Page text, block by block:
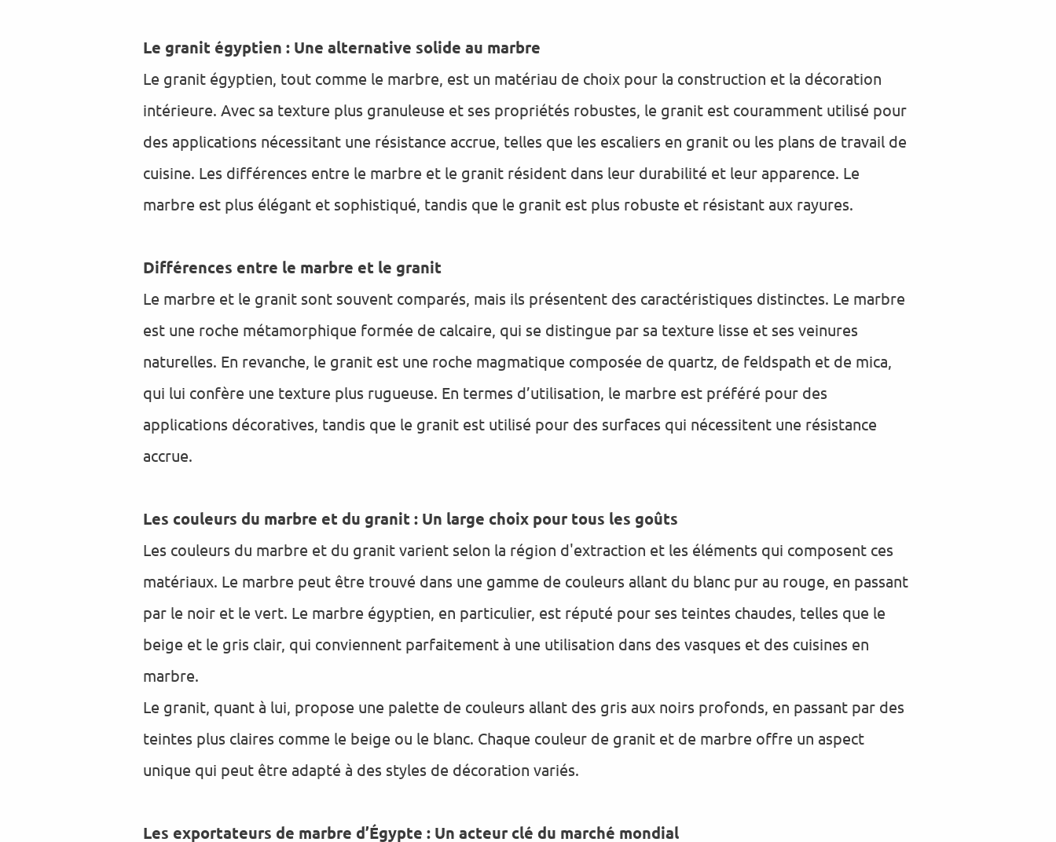
Le granit égyptien : Une alternative solide au marbre
Le granit égyptien, tout comme le marbre, est un matériau de choix pour la construction et la décoration
intérieure. Avec sa texture plus granuleuse et ses propriétés robustes, le granit est couramment utilisé pour
des applications nécessitant une résistance accrue, telles que les escaliers en granit ou les plans de travail de
cuisine. Les différences entre le marbre et le granit résident dans leur durabilité et leur apparence. Le
marbre est plus élégant et sophistiqué, tandis que le granit est plus robuste et résistant aux rayures.
Différences entre le marbre et le granit
Le marbre et le granit sont souvent comparés, mais ils présentent des caractéristiques distinctes. Le marbre
est une roche métamorphique formée de calcaire, qui se distingue par sa texture lisse et ses veinures
naturelles. En revanche, le granit est une roche magmatique composée de quartz, de feldspath et de mica,
qui lui confère une texture plus rugueuse. En termes d’utilisation, le marbre est préféré pour des
applications décoratives, tandis que le granit est utilisé pour des surfaces qui nécessitent une résistance
accrue.
Les couleurs du marbre et du granit : Un large choix pour tous les goûts
Les couleurs du marbre et du granit varient selon la région d'extraction et les éléments qui composent ces
matériaux. Le marbre peut être trouvé dans une gamme de couleurs allant du blanc pur au rouge, en passant
par le noir et le vert. Le marbre égyptien, en particulier, est réputé pour ses teintes chaudes, telles que le
beige et le gris clair, qui conviennent parfaitement à une utilisation dans des vasques et des cuisines en
marbre.
Le granit, quant à lui, propose une palette de couleurs allant des gris aux noirs profonds, en passant par des
teintes plus claires comme le beige ou le blanc. Chaque couleur de granit et de marbre offre un aspect
unique qui peut être adapté à des styles de décoration variés.
Les exportateurs de marbre d’Égypte : Un acteur clé du marché mondial